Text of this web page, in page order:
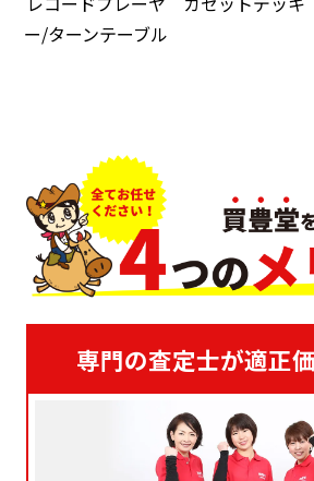
ー/ターンテーブル
専門の査定士が適正